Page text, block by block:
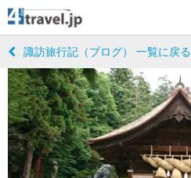
諏訪旅行記（ブログ） 一覧に戻る